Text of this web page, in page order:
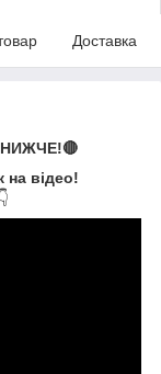
Доставка
на відео!